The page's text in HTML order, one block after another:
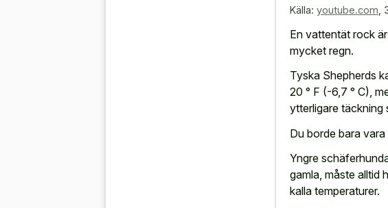
Källa: youtube.com
En vattentät rock
mycket regn.
Tyska Shepherds
20 ° F (-6,7 ° C),
ytterligare täckning
Du borde bara
Yngre
gamla, måste alltid
kalla temperaturer.